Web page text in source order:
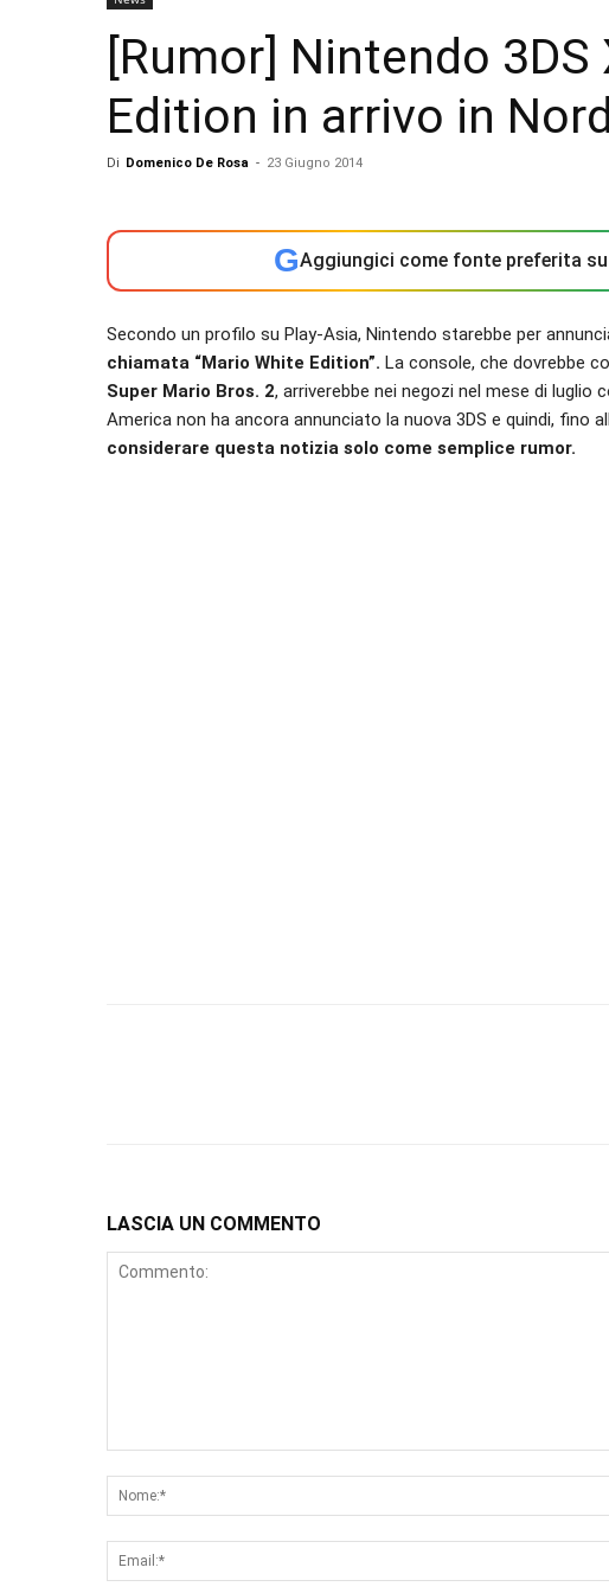
[Rumor] Nintendo
Edition in arrivo in
Di Domenico De Rosa - 23 Giugno 2014
GAggiungici come fonte preferita
Secondo un profilo su Play-Asia, Nintendo starebbe per
chiamata “Mario White Edition”. La console, che dovrebbe
Super Mario Bros. 2, arriverebbe nei negozi nel mese di luglio
America non ha ancora annunciato la nuova 3DS e quindi, fino
considerare questa notizia solo come semplice rumor.
LASCIA UN COMMENTO